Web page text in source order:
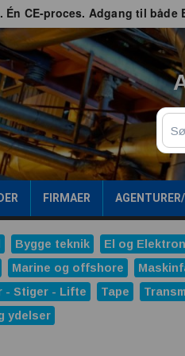
proces. Adgang til både EU og
Søg
FIRMAER
Bygge teknik El og
Marine og offshore
- Stiger - Lifte Tape
ydelser